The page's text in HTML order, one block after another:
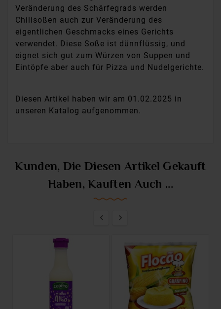
Veränderung des Schärfegrads werden
Chilisoßen auch zur Veränderung des
eigentlichen Geschmacks eines Gerichts
verwendet. Diese Soße ist dünnflüssig, und
eignet sich gut zum Würzen von Suppen und
Eintöpfe aber auch für Pizza und Nudelgerichte.
Diesen Artikel haben wir am 01.02.2025 in
unseren Katalog aufgenommen.
Kunden, Die Diesen Artikel Gekauft
Haben, Kauften Auch ...
 